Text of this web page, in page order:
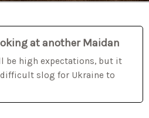
at another Maidan
be high expectations, but it
slog for Ukraine to